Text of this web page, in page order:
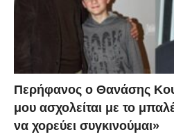
Περήφανος ο Θανάσης
μου ασχολείται με το
να χορεύει συγκινούμαι»